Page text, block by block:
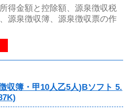
得金額と控除額、源泉徴収税
源泉徴収簿、源泉徴収票の作
収簿・甲10人乙5人)Bソフト 5.